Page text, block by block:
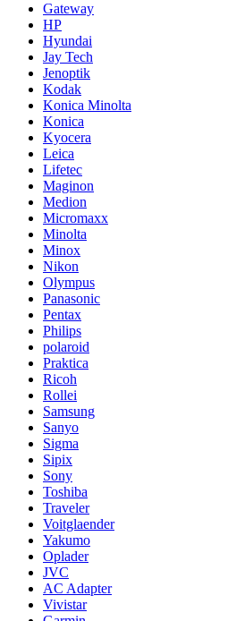
Gateway
HP
Hyundai
Jay Tech
Jenoptik
Kodak
Konica Minolta
Konica
Kyocera
Leica
Lifetec
Maginon
Medion
Micromaxx
Minolta
Minox
Nikon
Olympus
Panasonic
Pentax
Philips
polaroid
Praktica
Ricoh
Rollei
Samsung
Sanyo
Sigma
Sipix
Sony
Toshiba
Traveler
Voitglaender
Yakumo
Oplader
JVC
AC Adapter
Vivistar